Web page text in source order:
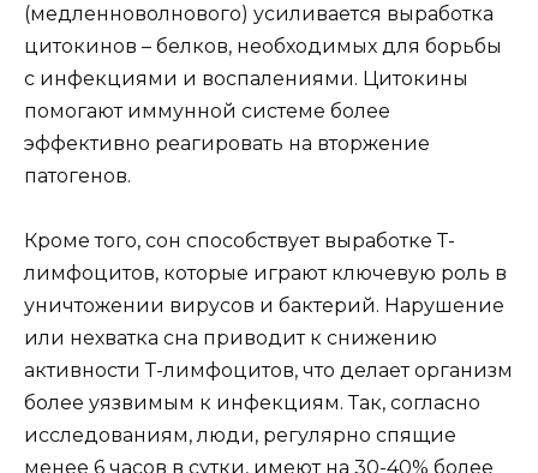
(медленноволнового) усиливается выработка
цитокинов – белков, необходимых для борьбы
с инфекциями и воспалениями. Цитокины
помогают иммунной системе более
эффективно реагировать на вторжение
патогенов.
Кроме того, сон способствует выработке Т-
лимфоцитов, которые играют ключевую роль в
уничтожении вирусов и бактерий. Нарушение
или нехватка сна приводит к снижению
активности Т-лимфоцитов, что делает организм
более уязвимым к инфекциям. Так, согласно
исследованиям, люди, регулярно спящие
менее 6 часов в сутки, имеют на 30-40% более